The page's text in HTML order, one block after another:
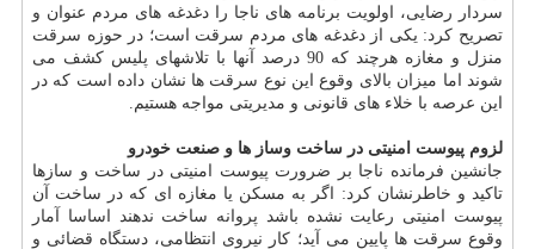
سردار رضایی، اولویت برنامه های ناجا را دغدغه های مردم عنوان و
تصریح کرد: یکی از دغدغه های مردم سرقت است؛ در حوزه سرقت
منزل و مغازه هرچند که 90 درصد آنها با تلاشهای پلیس کشف می
شوند اما میزان بالای وقوع این نوع سرقت ها نشان داده است که در
این عرصه با خلاء های قانونی و مدیریتی مواجه هستیم.
لزوم پیوست امنیتی در ساخت وساز ها و صنعت خودرو
جانشین فرمانده ناجا بر ضرورت پیوست امنیتی در ساخت و سازها
تاکید و خاطرنشان کرد: اگر به مسکن یا مغازه ای که در ساخت آن
پیوست امنیتی رعایت نشده باشد پروانه ساخت ندهند اساسا آمار
وقوع سرقت ها پایین می آید؛ کار نیروی انتظامی، دستگاه قضائی و